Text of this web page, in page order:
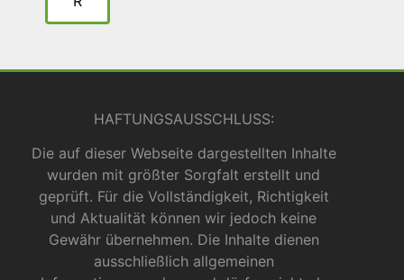
HAFTUNGSAUSSCHLUSS:
Die auf dieser Webseite dargestellten Inhalte
wurden mit größter Sorgfalt erstellt und
geprüft. Für die Vollständigkeit, Richtigkeit
und Aktualität können wir jedoch keine
Gewähr übernehmen. Die Inhalte dienen
ausschließlich allgemeinen